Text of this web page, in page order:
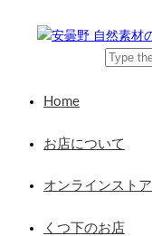
Home
お店について
オンラインストア
くつ下のお店